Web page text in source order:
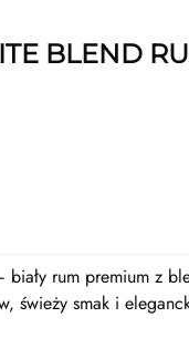
BLEND
biały rum premium z
świeży smak i